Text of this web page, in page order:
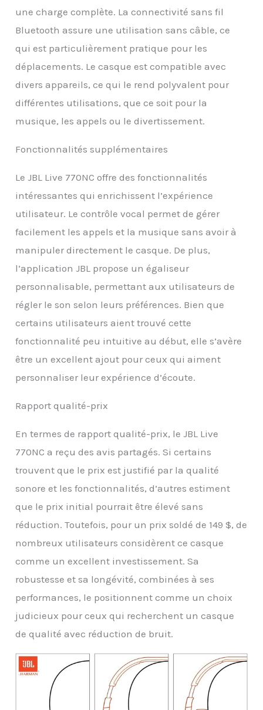
recommence. Cela ne
pourrait vraiment pas
une charge complète. La connectivité sans fil
Bluetooth assure une utilisation sans câble, ce
qui est particulièrement pratique pour les
déplacements. Le casque est compatible avec
divers appareils, ce qui le rend polyvalent pour
différentes utilisations, que ce soit pour la
musique, les appels ou le divertissement.
Fonctionnalités supplémentaires
Le JBL Live 770NC offre des fonctionnalités
intéressantes qui enrichissent l’expérience
utilisateur. Le contrôle vocal permet de gérer
facilement les appels et la musique sans avoir à
manipuler directement le casque. De plus,
l’application JBL propose un égaliseur
personnalisable, permettant aux utilisateurs de
régler le son selon leurs préférences. Bien que
certains utilisateurs aient trouvé cette
fonctionnalité peu intuitive au début, elle s’avère
être un excellent ajout pour ceux qui aiment
personnaliser leur expérience d’écoute.
Rapport qualité-prix
En termes de rapport qualité-prix, le JBL Live
770NC a reçu des avis partagés. Si certains
trouvent que le prix est justifié par la qualité
sonore et les fonctionnalités, d’autres estiment
que le prix initial pourrait être élevé sans
réduction. Toutefois, pour un prix soldé de 149 $, de
nombreux utilisateurs considèrent ce casque
comme un excellent investissement. Sa
robustesse et sa longévité, combinées à ses
performances, le positionnent comme un choix
judicieux pour ceux qui recherchent un casque
de qualité avec réduction de bruit.